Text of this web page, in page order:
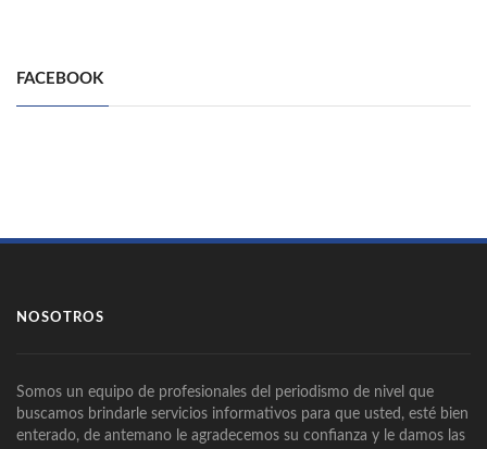
FACEBOOK
NOSOTROS
Somos un equipo de profesionales del periodismo de nivel que
buscamos brindarle servicios informativos para que usted, esté bien
enterado, de antemano le agradecemos su confianza y le damos las